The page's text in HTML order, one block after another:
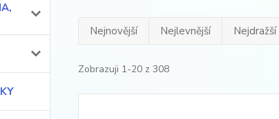
Nejnovější Nejlevnější Nejdražší
Zobrazuji 1-20 z 308